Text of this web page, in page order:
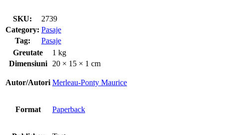
SKU:
2739
Category: Pasaje
Tag:
Pasaje
Greutate
1 kg
Dimensiuni
20 × 15 × 1 cm
Autor/Autori Merleau-Ponty Maurice
Format Paperback